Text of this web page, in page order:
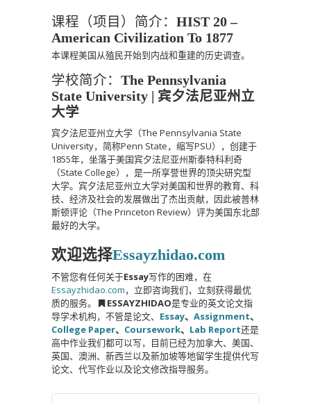
课程（项目）简介： HIST 20 –
American Civilization To 1877
本课程美国从殖民开始到内战和重建的历史调查。
学校简介： The Pennsylvania
State University | 宾夕法尼亚州立
大学
宾夕法尼亚州立大学（The Pennsylvania State
University，简称Penn State，缩写PSU），创建于
1855年，坐落于美国宾夕法尼亚州斯泰特科利奇
（State College），是一所享誉世界的顶尖研究型
大学。宾夕法尼亚州立大学对美国和世界的教育、科
技、经济及社会的发展做出了杰出贡献，因此被普林
斯顿评论（The Princeton Review）评为美国东北部
最好的大学。
欢迎选择Essayzhidao.com
不管您有任何关于Essay写作的困难，在
Essayzhidao.com，立即咨询我们，立刻获得最优
质的服务。
ESSAYZHIDAO是专业的英文论文指
导学术机构，不管是论文、 Essay、 Assignment、
College Paper、 Coursework、 Lab Report还是
高中作业我们都可以写，目前已经为加拿大、美国、
英国、澳洲、新西兰以及新加坡等地留学生提供代写
论文、代写作业以及论文修改指导服务。